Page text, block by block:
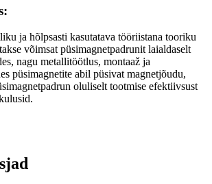
ja hõlpsasti kasutatava tööriistana tooriku
võimsat püsimagnetpadrunit laialdaselt
nagu metallitöötlus, montaaž ja
püsimagnetite abil püsivat magnetjõudu,
oluliselt tootmise efektiivsust